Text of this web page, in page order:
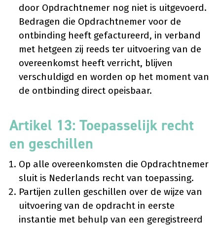
door Opdrachtnemer nog niet is uitgevoerd.
Bedragen die Opdrachtnemer voor de
ontbinding heeft gefactureerd, in verband
met hetgeen zij reeds ter uitvoering van de
overeenkomst heeft verricht, blijven
verschuldigd en worden op het moment van
de ontbinding direct opeisbaar.
Artikel 13: Toepasselijk recht
en geschillen
Op alle overeenkomsten die Opdrachtnemer
sluit is Nederlands recht van toepassing.
Partijen zullen geschillen over de wijze van
uitvoering van de opdracht in eerste
instantie met behulp van een geregistreerd